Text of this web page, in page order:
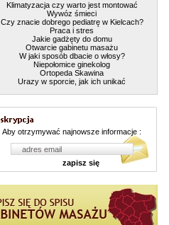
Klimatyzacja czy warto jest montować
Wywóz śmieci
Czy znacie dobrego pediatrę w Kielcach?
Praca i stres
Jakie gadżęty do domu
Otwarcie gabinetu masażu
W jaki sposób dbacie o włosy?
Niepołomice ginekolog
Ortopeda Skawina
Urazy w sporcie, jak ich unikać
Aby otrzymywać najnowsze informacje :
zapisz się